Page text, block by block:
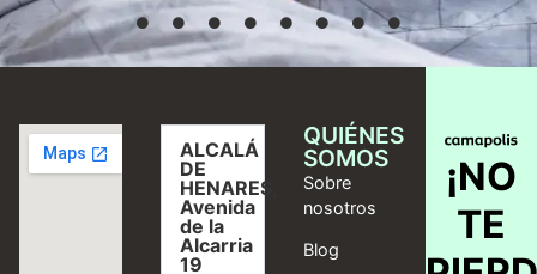
ALCALÁ
DE
HENARES,
Avenida
de la
Alcarria
19
QUIÉNES
SOMOS
Sobre
nosotros
Blog
¡NO
TE